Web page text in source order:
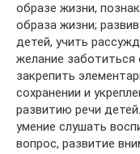
образе жизни,
образа жизни;
детей, учить
желание
закрепить
сохранении и
развитию речи
умение слушать
вопрос, развитие